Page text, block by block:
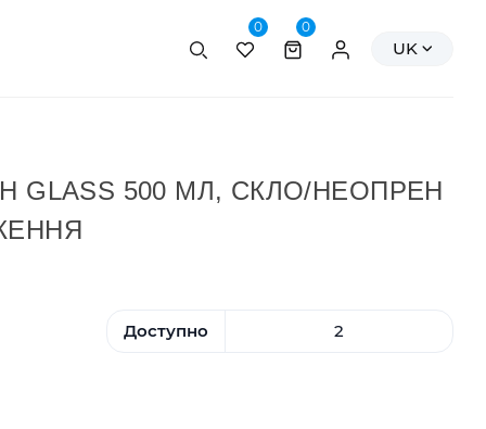
Пошук
0 0
Персональні
UK
GLASS 500 МЛ, СКЛО/НЕОПРЕН
Доступно 2